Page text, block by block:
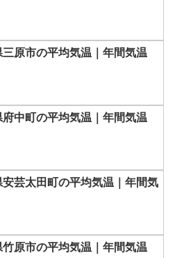
三原市の平均気温｜年間気温
府中町の平均気温｜年間気温
安芸太田町の平均気温｜年間気
竹原市の平均気温｜年間気温